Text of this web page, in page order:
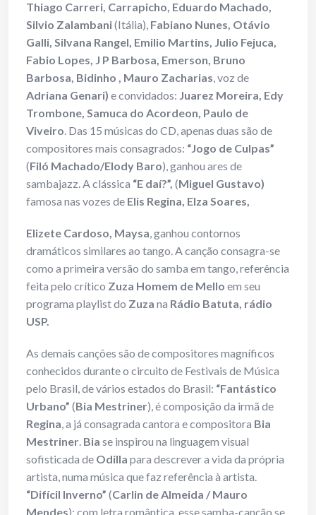
Thiago Carreri, Carrapicho, Eduardo Machado,
Silvio Zalambani(Itália), Fabiano Nunes, Otávio
Galli, Silvana Rangel, Emilio Martins, Julio Fejuca,
Fabio Lopes, J P Barbosa, Emerson, Bruno
Barbosa, Bidinho , Mauro Zacharias, voz de
Adriana Genari) e convidados: Juarez Moreira, Edy
Trombone, Samuca do Acordeon, Paulo de
Viveiro. Das 15 músicas do CD, apenas duas são de
compositores mais consagrados: “Jogo de Culpas”
(Filó Machado/Elody Baro), ganhou ares de
sambajazz. A clássica “E daí?”, (Miguel Gustavo)
famosa nas vozes de Elis Regina, Elza Soares,
Elizete Cardoso, Maysa, ganhou contornos
dramáticos similares ao tango. A canção consagra-se
como a primeira versão do samba em tango, referência
feita pelo crítico Zuza Homem de Mello em seu
programa playlist do Zuza na Rádio Batuta, rádio
USP.
As demais canções são de compositores magníficos
conhecidos durante o circuito de Festivais de Música
pelo Brasil, de vários estados do Brasil: “Fantástico
Urbano” (Bia Mestriner), é composição da irmã de
Regina, a já consagrada cantora e compositora Bia
Mestriner. Bia se inspirou na linguagem visual
sofisticada de Odilla para descrever a vida da própria
artista, numa música que faz referência à artista.
“Difícil Inverno” (Carlin de Almeida / Mauro
Mendes): com letra romântica, esse samba-canção se